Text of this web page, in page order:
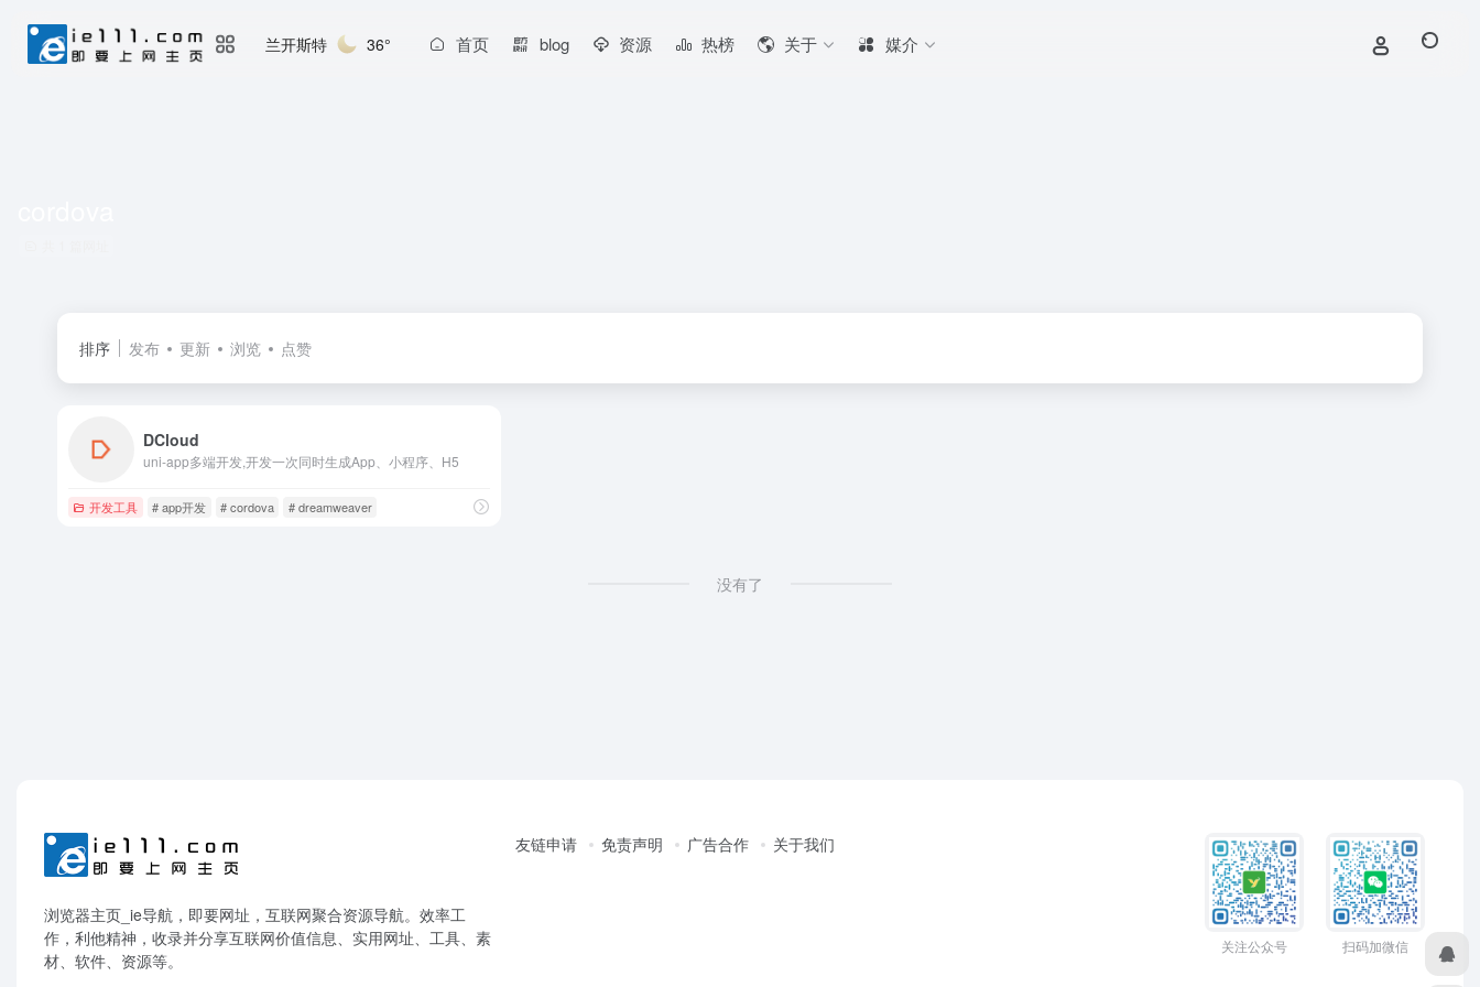
兰开斯特 36° 首页 blog 资源 热榜 关于 媒介
排序 发布 更新 浏览 点赞
DCloud
uni-app多端开发,开发一次同时生成App、小程序、H5
开发工具 # app开发 # cordova # dreamweaver
没有了
浏览器主页_ie导航，即要网址，互联网聚合资源导航。效率工
作，利他精神，收录并分享互联网价值信息、实用网址、工具、素
材、软件、资源等。
友链申请 免责声明 广告合作 关于我们
关注公众号 扫码加微信